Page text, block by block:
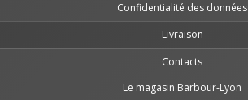
Confidentialité des données
Livraison
Contacts
Le magasin Barbour-Lyon